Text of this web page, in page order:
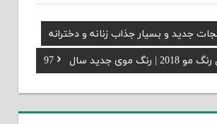
جدید و بسیار جذاب زنانه و دخترانه
| رنگ موی جدید سال 97